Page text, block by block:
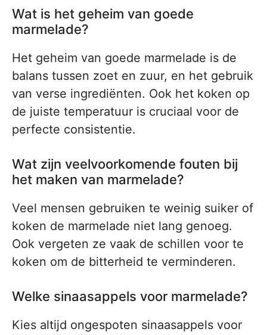
Wat is het geheim van goede
marmelade?
Het geheim van goede marmelade is de
balans tussen zoet en zuur, en het gebruik
van verse ingrediënten. Ook het koken op
de juiste temperatuur is cruciaal voor de
perfecte consistentie.
Wat zijn veelvoorkomende fouten bij
het maken van marmelade?
Veel mensen gebruiken te weinig suiker of
koken de marmelade niet lang genoeg.
Ook vergeten ze vaak de schillen voor te
koken om de bitterheid te verminderen.
Welke sinaasappels voor marmelade?
Kies altijd ongespoten sinaasappels voor